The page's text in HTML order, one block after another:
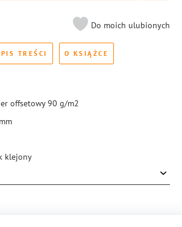
Do moich ulubionych
TREŚCI O KSIĄŻCE
offsetowy 90 g/m2
klejony
1